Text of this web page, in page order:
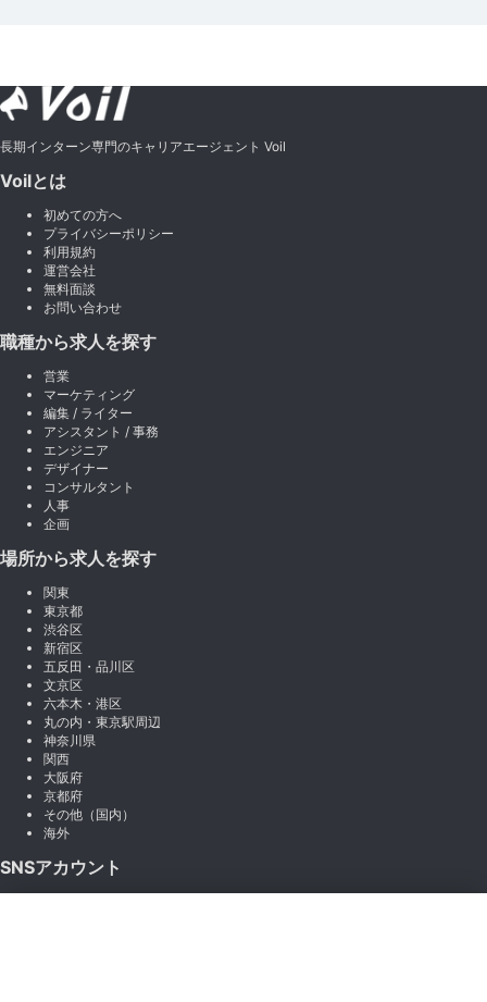
長期インターン専門のキャリアエージェント Voil
Voilとは
初めての方へ
プライバシーポリシー
利用規約
運営会社
無料面談
お問い合わせ
職種から求人を探す
営業
マーケティング
編集 / ライター
アシスタント / 事務
エンジニア
デザイナー
コンサルタント
人事
企画
場所から求人を探す
関東
東京都
渋谷区
新宿区
五反田・品川区
文京区
六本木・港区
丸の内・東京駅周辺
神奈川県
関西
大阪府
京都府
その他（国内）
海外
SNSアカウント